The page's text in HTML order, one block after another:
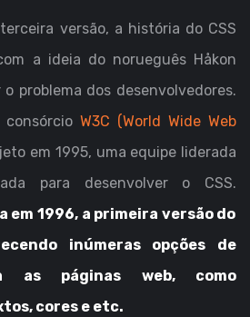
versão, a história do CSS
a ideia do norueguês Håkon
problema dos desenvolvedores.
W3C (World Wide Web
em 1995, uma equipe liderada
para desenvolver o CSS.
em 1996, a primeira versão do
inúmeras opções de
as páginas web, como
cores e etc.